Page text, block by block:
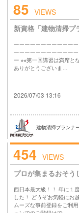
85 VIEWS
新資格「建物清掃プ
ーーーーーーーーーーー
ーーーーーーーーーーー
ー ※※第一回講習は満席と
ありがとうございま…
2026/07/03 13:16
建物清掃プランナ
454 VIEWS
プロが集まるおそ
西日本最大級！！ 年に１
した！ どうぞお気軽にお
ムーズな事前登録をご利